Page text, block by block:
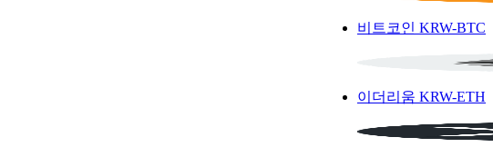
비트코인 KRW-BTC
이더리움 KRW-ETH